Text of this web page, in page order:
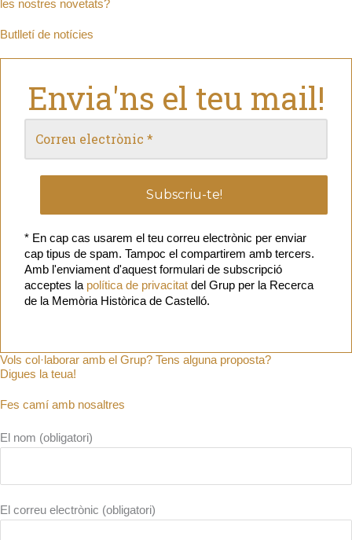
les nostres novetats?
Butlletí de notícies
Envia'ns el teu mail!
* En cap cas usarem el teu correu electrònic per enviar
cap tipus de spam. Tampoc el compartirem amb tercers.
Amb l'enviament d'aquest formulari de subscripció
acceptes la política de privacitat del Grup per la Recerca
de la Memòria Històrica de Castelló.
Vols col·laborar amb el Grup? Tens alguna proposta?
Digues la teua!
Fes camí amb nosaltres
El nom (obligatori)
El correu electrònic (obligatori)